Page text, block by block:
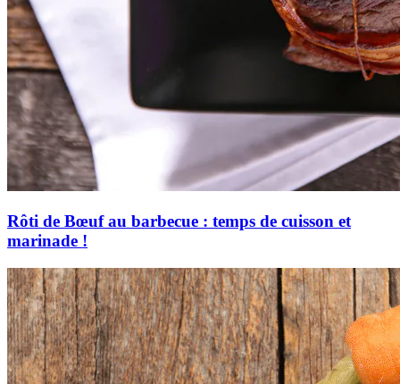
Rôti de Bœuf au barbecue : temps de cuisson et
marinade !